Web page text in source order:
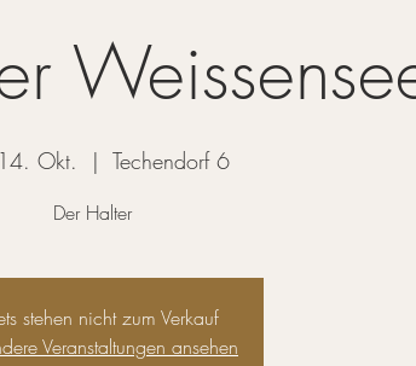
Okt.
  |
Techendorf 6
Der Halter
stehen nicht zum Verkauf
Veranstaltungen ansehen